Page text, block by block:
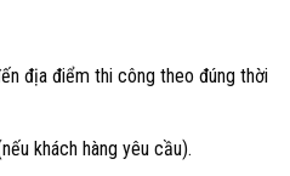
địa điểm thi công theo đúng thời
khách hàng yêu cầu).